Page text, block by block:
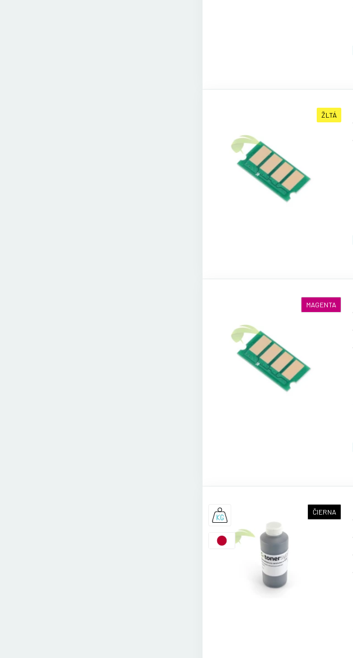
ŽLTÁ
MAGENTA
ČIERNA